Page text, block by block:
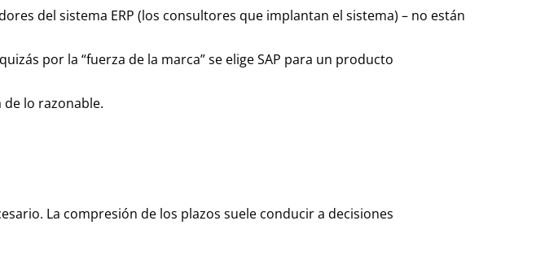
del sistema ERP (los consultores que implantan el sistema) – no están
por la “fuerza de la marca” se elige SAP para un producto
lo razonable.
La compresión de los plazos suele conducir a decisiones